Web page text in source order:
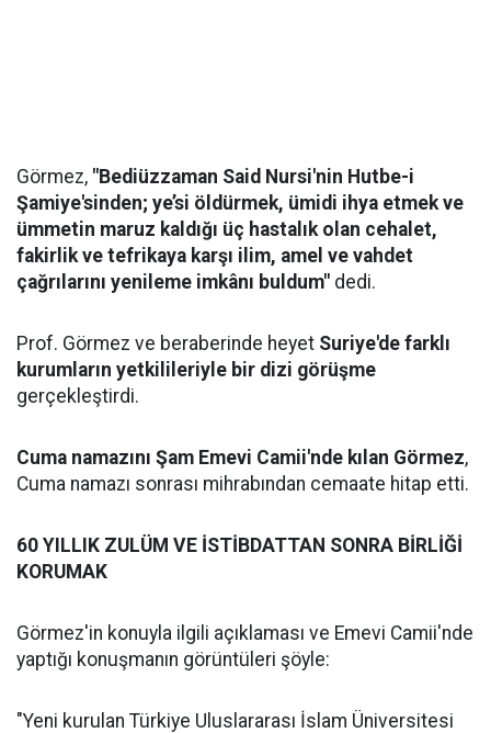
Görmez, "Bediüzzaman Said Nursi'nin Hutbe-i
Şamiye'sinden; ye’si öldürmek, ümidi ihya etmek ve
ümmetin maruz kaldığı üç hastalık olan cehalet,
fakirlik ve tefrikaya karşı ilim, amel ve vahdet
çağrılarını yenileme imkânı buldum" dedi.
Prof. Görmez ve beraberinde heyet Suriye'de farklı
kurumların yetkilileriyle bir dizi görüşme
gerçekleştirdi.
Cuma namazını Şam Emevi Camii'nde kılan Görmez,
Cuma namazı sonrası mihrabından cemaate hitap etti.
60 YILLIK ZULÜM VE İSTİBDATTAN SONRA BİRLİĞİ
KORUMAK
Görmez'in konuyla ilgili açıklaması ve Emevi Camii'nde
yaptığı konuşmanın görüntüleri şöyle:
"Yeni kurulan Türkiye Uluslararası İslam Üniversitesi